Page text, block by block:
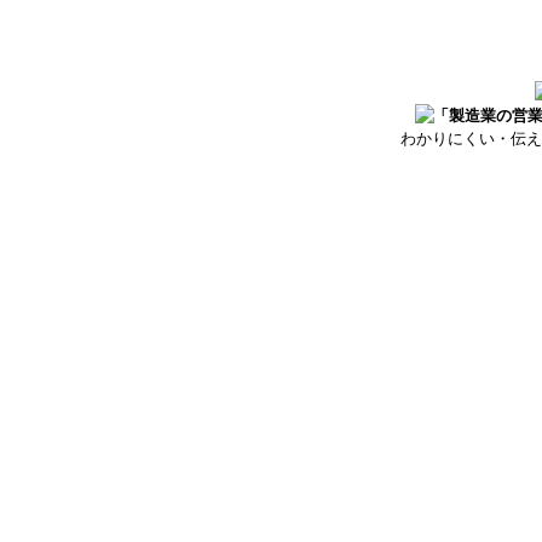
わかりにくい・伝